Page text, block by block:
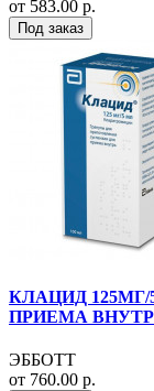
от 583.00 р.
Под заказ
КЛАЦИД 125МГ/
ПРИЕМА
ЭББОТТ
от 760.00 р.